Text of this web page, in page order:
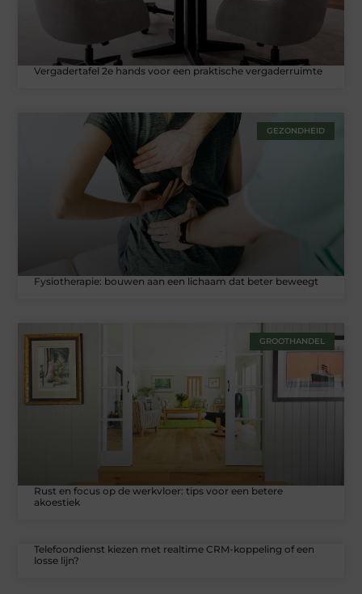
Vergadertafel 2e hands voor een praktische vergaderruimte
GEZONDHEID
Fysiotherapie: bouwen aan een lichaam dat beter beweegt
GROOTHANDEL
Rust en focus op de werkvloer: tips voor een betere
akoestiek
Telefoondienst kiezen met realtime CRM-koppeling of een
losse lijn?